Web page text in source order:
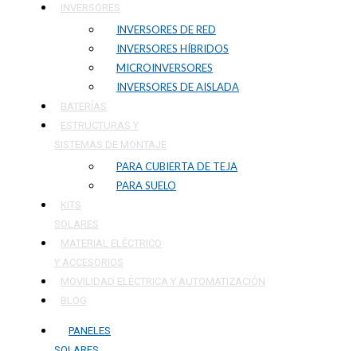
INVERSORES
INVERSORES DE RED
INVERSORES HÍBRIDOS
MICROINVERSORES
INVERSORES DE AISLADA
BATERÍAS
ESTRUCTURAS Y
SISTEMAS DE MONTAJE
PARA CUBIERTA DE TEJA
PARA SUELO
KITS
SOLARES
MATERIAL ELÉCTRICO
Y ACCESORIOS
MOVILIDAD ELÉCTRICA Y AUTOMATIZACIÓN
BLOG
PANELES